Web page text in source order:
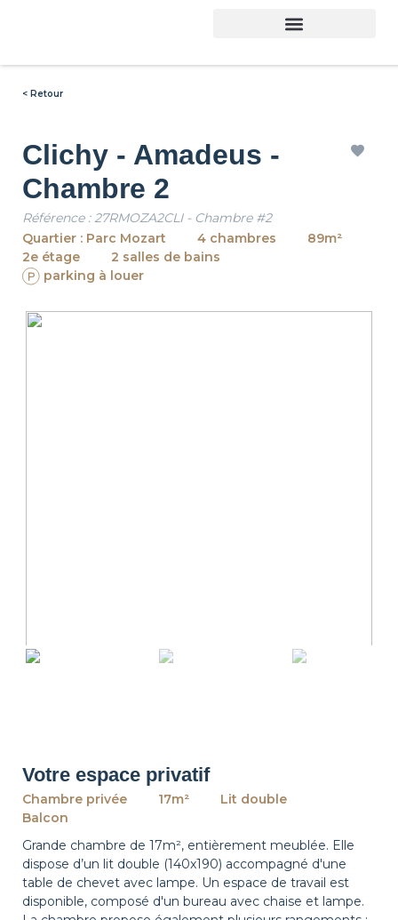
< Retour
Clichy - Amadeus -
Chambre 2
Référence : 27RMOZA2CLI - Chambre #2
Quartier : Parc Mozart
4 chambres
89m²
2e étage
2 salles de bains
parking à louer
Votre espace privatif
Chambre privée 17m²
Lit double
Balcon
Grande chambre de 17m², entièrement meublée. Elle
dispose d’un lit double (140x190) accompagné d'une
table de chevet avec lampe. Un espace de travail est
disponible, composé d'un bureau avec chaise et lampe.